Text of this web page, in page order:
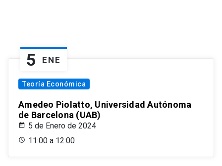
5 ENE
Teoría Económica
Amedeo Piolatto, Universidad Autónoma
de Barcelona (UAB)
5 de Enero de 2024
11:00 a 12:00